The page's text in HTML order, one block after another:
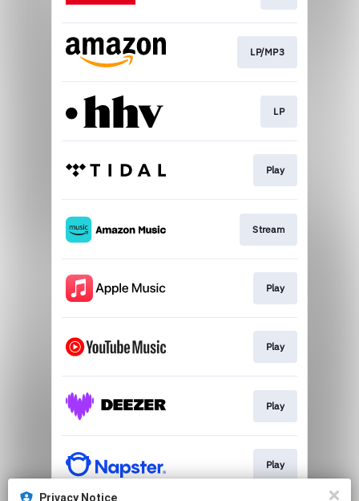
LP/MP3
LP
Play
Stream
Play
Play
Play
Play
Privacy Notice